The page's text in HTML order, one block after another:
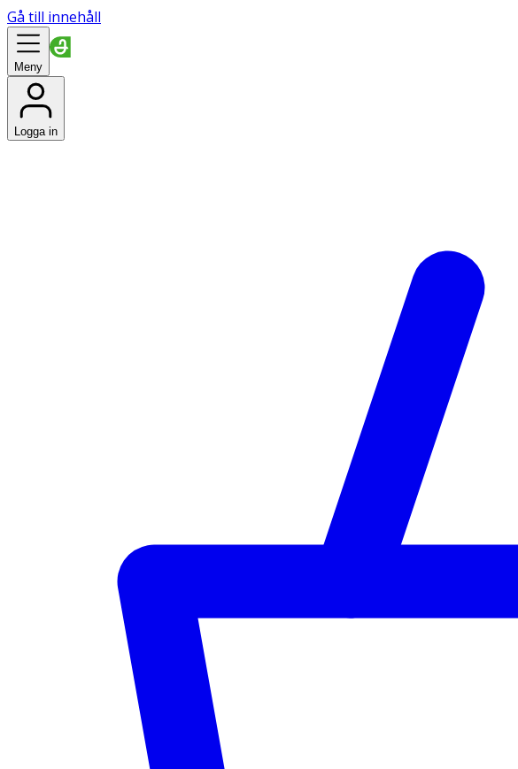
Gå till innehåll
Meny
Logga in